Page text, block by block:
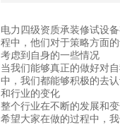
电力四级资质承装修试设
程中，他们对于策略方面
考虑到自身的一些情况
当我们能够真正的做好对
中，我们都能够积极的去认
和行业的变化
整个行业在不断的发展和
希望大家在做的过程中，